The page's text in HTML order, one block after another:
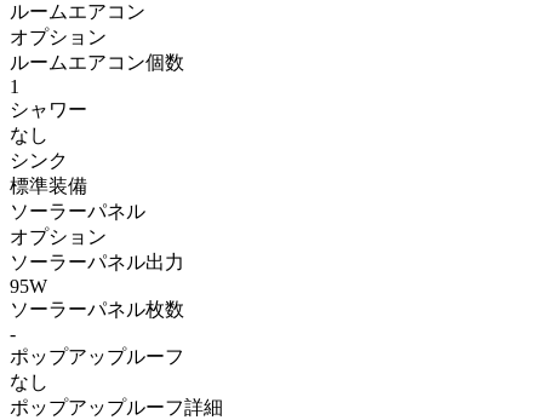
ルームエアコン
オプション
ルームエアコン個数
1
シャワー
なし
シンク
標準装備
ソーラーパネル
オプション
ソーラーパネル出力
95W
ソーラーパネル枚数
-
ポップアップルーフ
なし
ポップアップルーフ詳細